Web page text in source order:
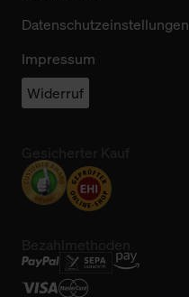
Datenschutzeinstellungen
Impressum
Widerruf